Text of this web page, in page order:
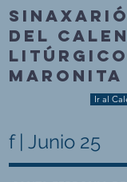
DEL
LITÚRGICO
MARONITA
Ir al
f | Junio 25